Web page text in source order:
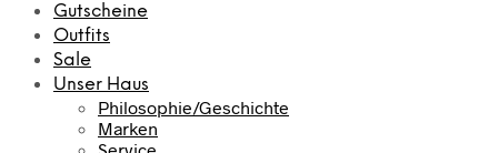
Gutscheine
Outfits
Sale
Unser Haus
Philosophie/Geschichte
Marken